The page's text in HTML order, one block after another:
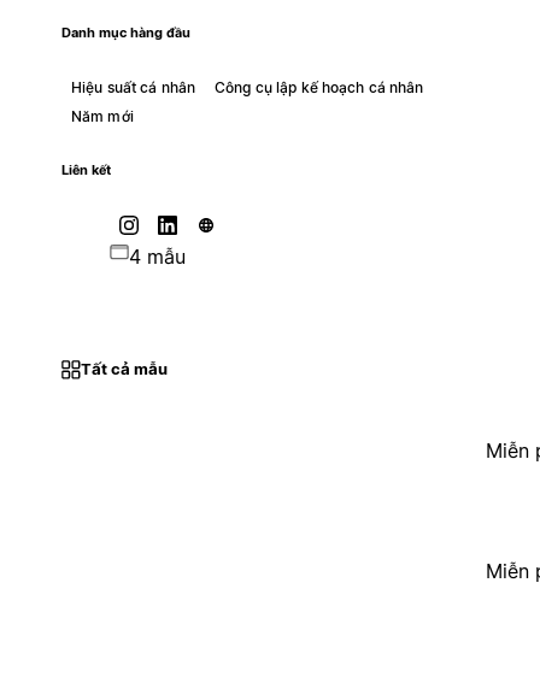
Danh mục hàng đầu
Hiệu suất cá nhân
Công cụ lập kế hoạch cá nhân
Năm mới
Liên kết
4 mẫu
Tất cả mẫu
Miễn
Miễn